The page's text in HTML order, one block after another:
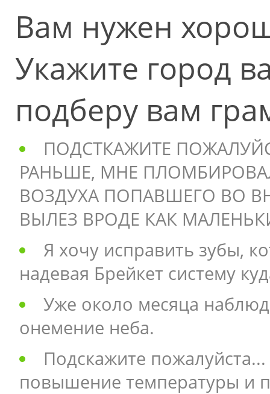
Вам нужен
Укажите город
подберу вам
ПОДСТКАЖИТЕ
РАНЬШЕ, МНЕ
ВОЗДУХА ПОПАВШЕГО ВО
ВЫЛЕЗ ВРОДЕ КАК
Я хочу исправить зубы,
надевая Брейкет систему
Уже около месяца
онемение неба.
Подскажите
повышение температуры и